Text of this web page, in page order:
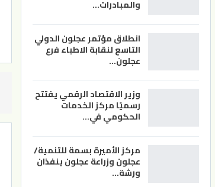
والمبادرات…
انطلاق مؤتمر عجلون الدولي
التاسع لنقابة الاطباء فرع
عجلون…
وزير الاقتصاد الرقمي يفتتح
رسميًا مركز الخدمات
الحكومي في…
مركز الأميرة بسمة للتنمية/
عجلون وزراعة عجلون ينفذان
ورشة…